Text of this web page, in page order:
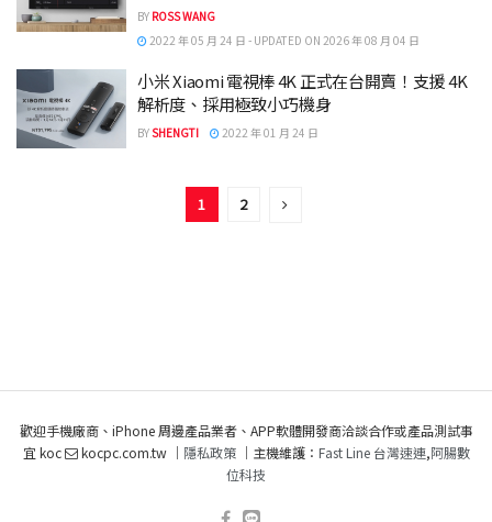
BY ROSS WANG
2022 年 05 月 24 日 - UPDATED ON 2026 年 08 月 04 日
小米 Xiaomi 電視棒 4K 正式在台開賣！支援 4K
解析度、採用極致小巧機身
BYSHENGTI 2022 年 01 月 24 日
1 2
歡迎手機廠商、iPhone 周邊產品業者、APP軟體開發商洽談合作或產品測試事
宜 koc
kocpc.com.tw ｜ 隱私政策｜主機維護： Fast Line 台灣速連,阿腸數
位科技